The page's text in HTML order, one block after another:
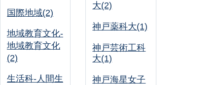
国際地域(2)
地域教育文化-
地域教育文化
(2)
生活科-人間生
大(2)
神戸薬科大(1)
神戸芸術工科
大(1)
神戸海星女子